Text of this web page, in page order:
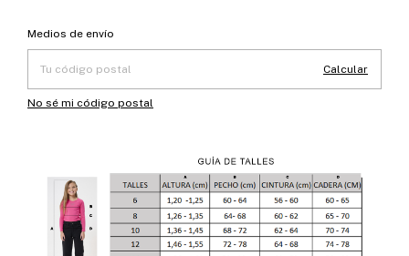
Entregas para el CP:
Medios de envío
Calcular
No sé mi código postal